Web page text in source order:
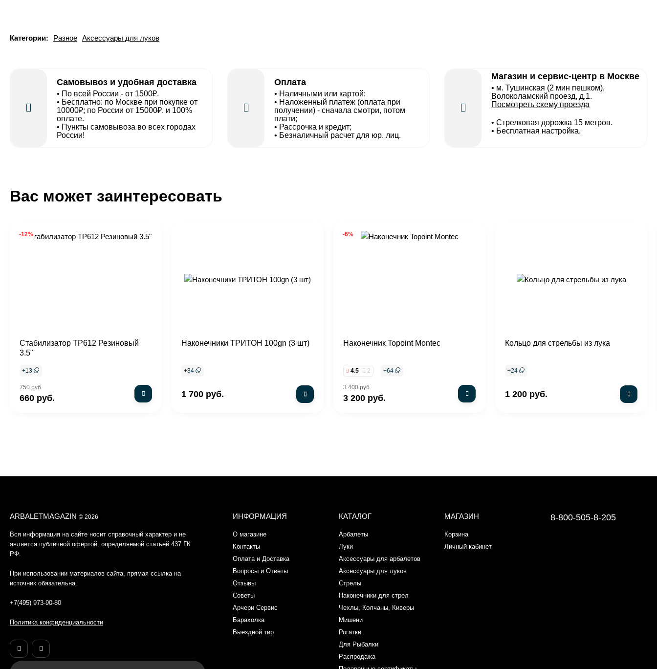
Категории: Разное Аксессуары для луков
Самовывоз и удобная доставка
• По всей России - от 1500₽.
• Бесплатно: по Москве при покупке от
10000₽; по России от 15000₽. и 100%
оплате.
• Пункты самовывоза во всех городах
России!
Оплата
• Наличными или картой;
• Наложенный платеж (оплата при
получении) - сначала смотри, потом
плати;
• Рассрочка и кредит;
• Безналичный расчет для юр. лиц.
Магазин и сервис-центр в Москве
• м. Тушинская (2 мин пешком),
Волоколамский проезд, д.1.
Посмотреть схему проезда
• Cтрелковая дорожка 15 метров.
• Бесплатная настройка.
Вас может заинтересовать
-12%
Стабилизатор TP612 Резиновый
3.5"
+13
750 руб.
660 руб.
Наконечники ТРИТОН 100gn (3 шт)
+34
1 700 руб.
-6%
Наконечник Topoint Montec
4.5 2 +64
3 400 руб.
3 200 руб.
Кольцо для стрельбы из лука
+24
1 200 руб.
ARBALETMAGAZIN © 2026
Вся информация на сайте носит справочный характер и не
является публичной офертой, определяемой статьей 437 ГК
РФ.
При использовании материалов сайта, прямая ссылка на
источник обязательна.
+7(495) 973-90-80
Политика конфиденциальности
ИНФОРМАЦИЯ
О магазине
Контакты
Оплата и Доставка
Вопросы и Ответы
Отзывы
Советы
Арчери Сервис
Барахолка
Выездной тир
КАТАЛОГ
Арбалеты
Луки
Аксессуары для арбалетов
Аксессуары для луков
Стрелы
Наконечники для стрел
Чехлы, Колчаны, Киверы
Мишени
Рогатки
Для Рыбалки
Распродажа
МАГАЗИН
Корзина
Личный кабинет
8-800-505-8-205